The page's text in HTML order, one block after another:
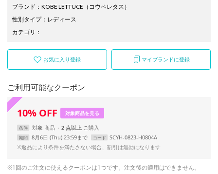
ブランド ： KOBE LETTUCE （コウベレタス）
性別タイプ： レディース
カテゴリ ：
お気に入り登録 マイブランドに登録
ご利用可能なクーポン
10% OFF 対象商品を見る
条件 対象 商品 2 点以上
期間 8月6日 (Thu) 23:59まで コード
SCYH-0823-H0804A
※返品により条件を満たさない場合、割引は無効になります
※1回のご注文に使えるクーポンは1つです。注文後の適用はできません。